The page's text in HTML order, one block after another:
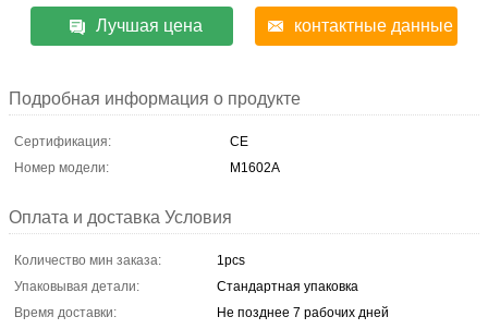
Лучшая цена контактные данные
Подробная информация о продукте
Сертификация:
CE
Номер модели:
M1602A
Оплата и доставка Условия
Количество мин заказа:
1pcs
Упаковывая детали:
Стандартная упаковка
Время доставки:
Не позднее 7 рабочих дней